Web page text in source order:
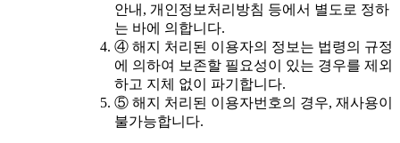
안내, 개인정보처리방침 등에서 별도로 정하
는 바에 의합니다.
④ 해지 처리된 이용자의 정보는 법령의 규정
에 의하여 보존할 필요성이 있는 경우를 제외
하고 지체 없이 파기합니다.
⑤ 해지 처리된 이용자번호의 경우, 재사용이
불가능합니다.